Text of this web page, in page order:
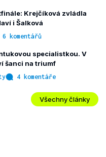
Krejčíková zvládla
i Šalková
6 komentářů
specialistkou. V
šanci na triumf
4 komentáře
Všechny články